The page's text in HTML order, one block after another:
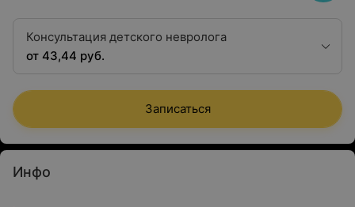
Консультация детского невролога
от 43,44 руб.
Записаться
Инфо